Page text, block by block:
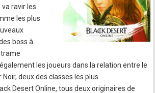
ravir les
les plus
boss à
trame
les joueurs dans la relation entre le
Noir, deux des classes les plus
Desert Online, tous deux originaires de